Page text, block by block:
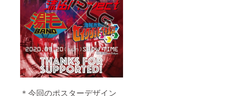
＊今回のポスターデザイン